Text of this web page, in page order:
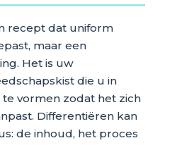
recept dat uniform
maar een
Het is uw
die u in
vormen zodat het zich
Differentiëren kan
de inhoud, het proces